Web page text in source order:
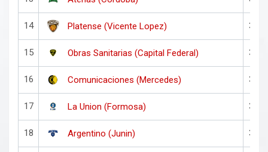
14 Platense (Vicente Lopez) 38
15 Obras Sanitarias (Capital Federal) 38
16 Comunicaciones (Mercedes) 38
17 La Union (Formosa) 38
18 Argentino (Junin) 38